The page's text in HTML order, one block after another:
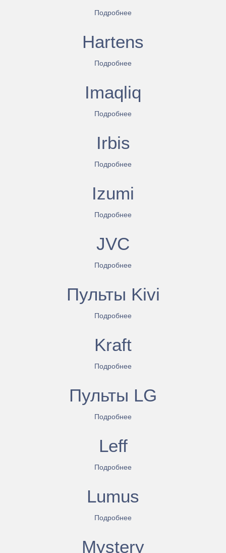
Подробнее
Hartens
Подробнее
Imaqliq
Подробнее
Irbis
Подробнее
Izumi
Подробнее
JVC
Подробнее
Пульты Kivi
Подробнее
Kraft
Подробнее
Пульты LG
Подробнее
Leff
Подробнее
Lumus
Подробнее
Mystery